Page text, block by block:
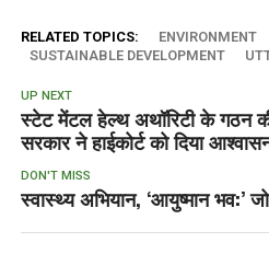
RELATED TOPICS:
ENVIRONMENT
SUSTAINABLE DEVELOPMENT
UP NEXT
स्टेट मेंटल हेल्थ अथॉरिटी के गठन की
सरकार ने हाईकोर्ट को दिया
DON'T MISS
स्वास्थ्य अभियान, ‘आयुष्मान भव:’